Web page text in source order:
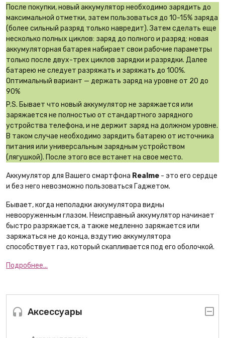
Аксессуары
После покупки, новый аккумулятор необходимо зарядить до
максимальной отметки, затем пользоваться до 10-15% заряда
(более сильный разряд только навредит). Затем сделать еще
несколько полных циклов: заряд до полного и разряд: новая
аккумуляторная батарея набирает свои рабочие параметры
только после двух-трех циклов зарядки и разрядки. Далее
батарею не следует разряжать и заряжать до 100%.
Оптимальный вариант — держать заряд на уровне от 20 до
90%
P.S. Бывает что новый аккумулятор не заряжается или
заряжается не полностью от стандартного зарядного
устройства телефона, и не держит заряд на должном уровне.
В таком случае необходимо зарядить батарею от источника
питания или универсальным зарядным устройством
(лягушкой). После этого все встанет на свое место.
Аккумулятор для Вашего смартфона Realme - это его сердце
и без него невозможно пользоваться Гаджетом.
Бывает, когда неполадки аккумулятора видны
невооруженным глазом. Неисправный аккумулятор начинает
быстро разряжается, а также медленно заряжается или
заряжаться не до конца, вздутию аккумулятора
способствует газ, который скапливается под его оболочкой.
Подробнее...